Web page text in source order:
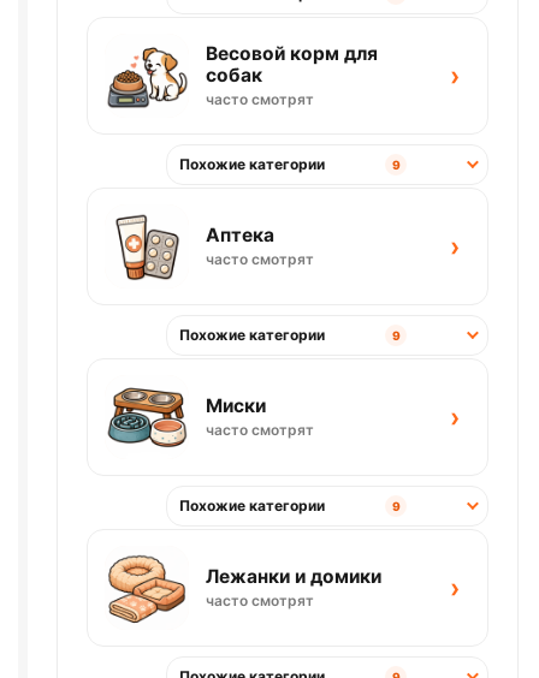
Весовой корм для
собак
часто смотрят
›
Похожие категории 9
Аптека
часто смотрят ›
Похожие категории 9
Миски
часто смотрят ›
Похожие категории 9
Лежанки и домики
часто смотрят ›